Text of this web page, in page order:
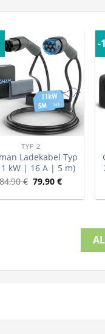
TYP 2
Ladekabel Typ
kW | 16 A | 5 m)
84,90€ 79,90€
-